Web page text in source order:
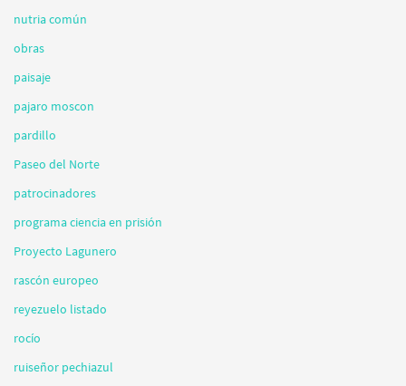
nutria común
obras
paisaje
pajaro moscon
pardillo
Paseo del Norte
patrocinadores
programa ciencia en prisión
Proyecto Lagunero
rascón europeo
reyezuelo listado
rocío
ruiseñor pechiazul